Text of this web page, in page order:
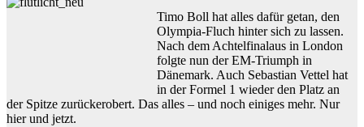
Timo Boll hat alles dafür getan, den
Olympia-Fluch hinter sich zu lassen.
Nach dem Achtelfinalaus in London
folgte nun der EM-Triumph in
Dänemark. Auch Sebastian Vettel hat
in der Formel 1 wieder den Platz an
der Spitze zurückerobert. Das alles – und noch einiges mehr. Nur
hier und jetzt.